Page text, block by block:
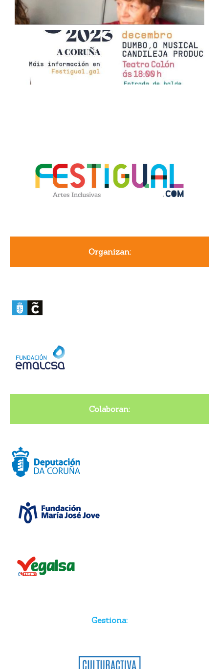
Organizan:
Colaboran:
Gestiona: